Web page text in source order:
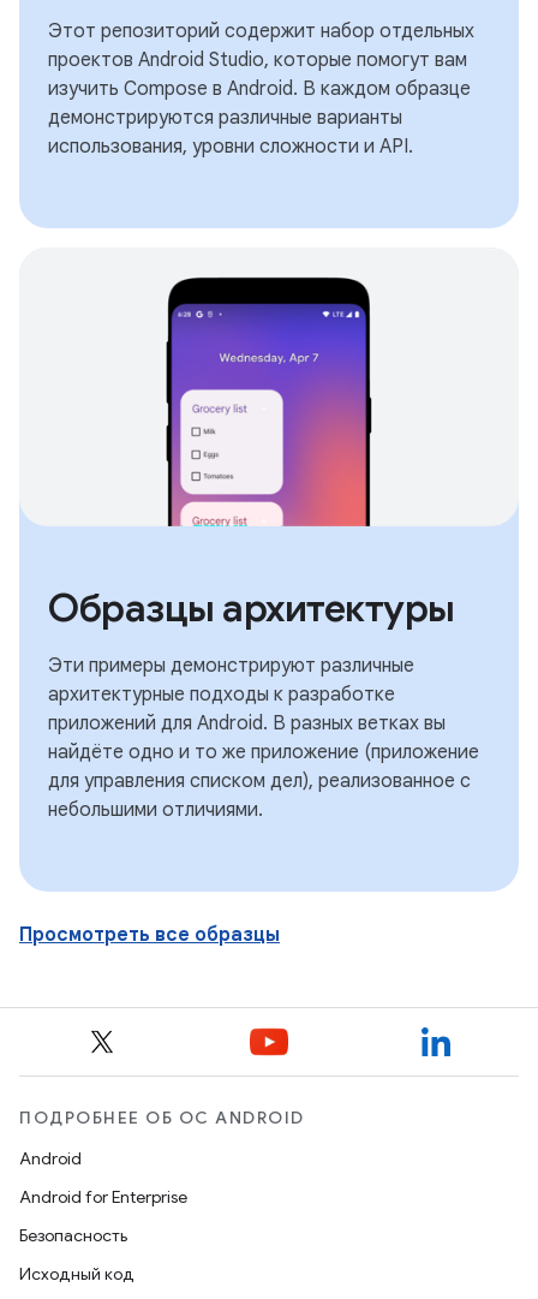
Этот репозиторий содержит набор отдельных
проектов Android Studio, которые помогут вам
изучить Compose в Android. В каждом образце
демонстрируются различные варианты
использования, уровни сложности и API.
Образцы архитектуры
Эти примеры демонстрируют различные
архитектурные подходы к разработке
приложений для Android. В разных ветках вы
найдёте одно и то же приложение (приложение
для управления списком дел), реализованное с
небольшими отличиями.
Просмотреть все образцы
ПОДРОБНЕЕ ОБ ОС ANDROID
Android
Android for Enterprise
Безопасность
Исходный код